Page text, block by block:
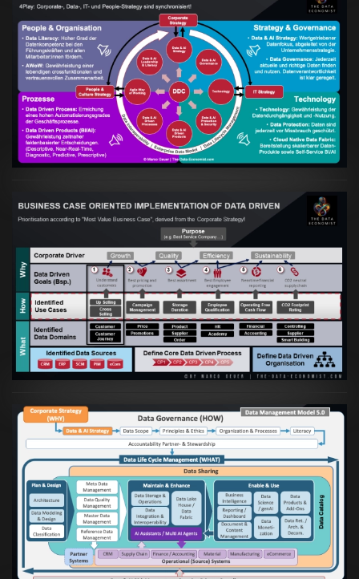
Artikel:Kennst Du schon die "Head Phone
Data Driven Strategy"?
VIEW
Artikel:
Business Case orientierte
Etablierung einer Data Driven Company
VIEW
Artikel:Die moderne Architektur für
Daten- und KI-orientierte Unternehmen
VIEW